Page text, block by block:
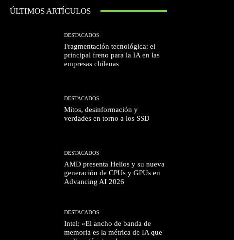
ÚLTIMOS ARTÍCULOS
DESTACADOS
Fragmentación tecnológica: el
principal freno para la IA en las
empresas chilenas
DESTACADOS
Mitos, desinformación y
verdades en torno a los SSD
DESTACADOS
AMD presenta Helios y su nueva
generación de CPUs y GPUs en
Advancing AI 2026
DESTACADOS
Intel: «El ancho de banda de
memoria es la métrica de IA que